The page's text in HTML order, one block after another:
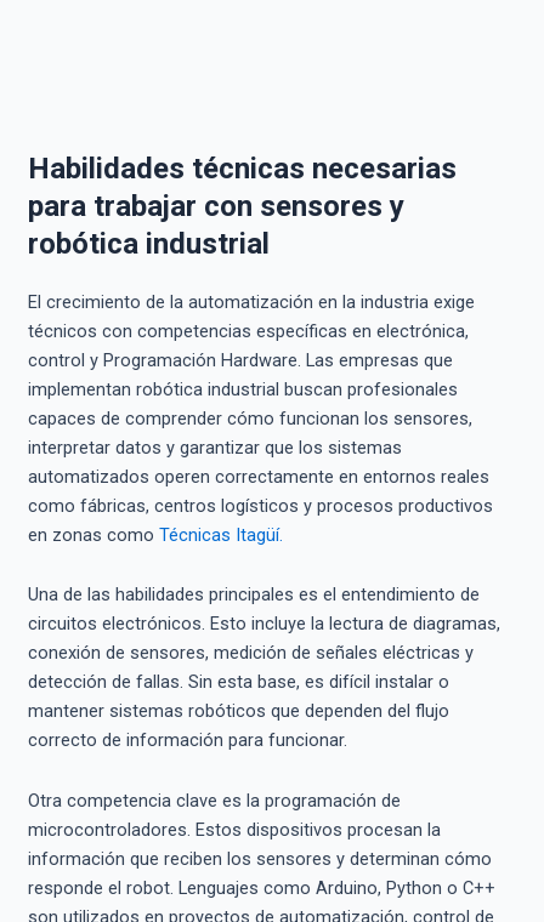
Habilidades técnicas necesarias
para trabajar con sensores y
robótica industrial
El crecimiento de la automatización en la industria exige
técnicos con competencias específicas en electrónica,
control y Programación Hardware. Las empresas que
implementan robótica industrial buscan profesionales
capaces de comprender cómo funcionan los sensores,
interpretar datos y garantizar que los sistemas
automatizados operen correctamente en entornos reales
como fábricas, centros logísticos y procesos productivos
en zonas como Técnicas Itagüí.
Una de las habilidades principales es el entendimiento de
circuitos electrónicos. Esto incluye la lectura de diagramas,
conexión de sensores, medición de señales eléctricas y
detección de fallas. Sin esta base, es difícil instalar o
mantener sistemas robóticos que dependen del flujo
correcto de información para funcionar.
Otra competencia clave es la programación de
microcontroladores. Estos dispositivos procesan la
información que reciben los sensores y determinan cómo
responde el robot. Lenguajes como Arduino, Python o C++
son utilizados en proyectos de automatización, control de